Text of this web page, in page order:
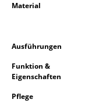
Nachttische
... alle Betten
Accessoires
Uhren
Material
Ausführungen
Funktion &
Eigenschaften
Pflege